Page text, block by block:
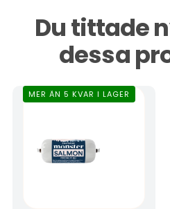
Du tittade
dessa
MER ÄN 5 KVAR I LAGER